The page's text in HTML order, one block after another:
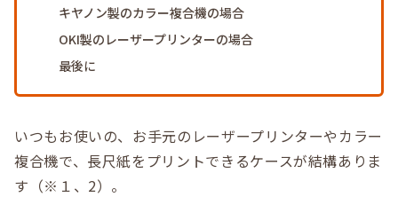
キヤノン製のカラー複合機の場合
OKI製のレーザープリンターの場合
最後に
いつもお使いの、お手元のレーザープリンターやカラー
複合機で、長尺紙をプリントできるケースが結構ありま
す（※１、2）。